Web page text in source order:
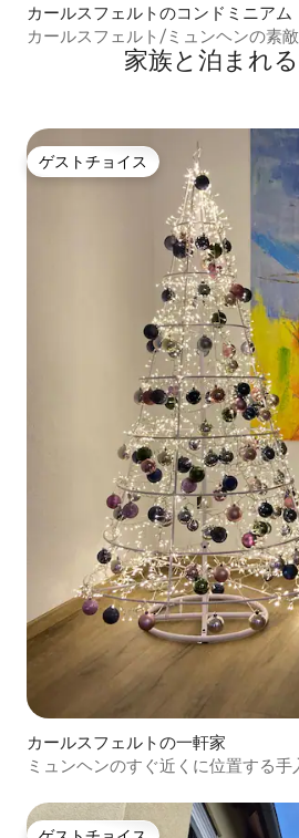
カールスフェルトのコンドミニアム
カールスフェルト/ミュンヘンの素
家族と泊まれ
ゲストチョイス
ゲストチョイス
カールスフェルトの一軒家
ミュンヘンのすぐ近くに位置する手